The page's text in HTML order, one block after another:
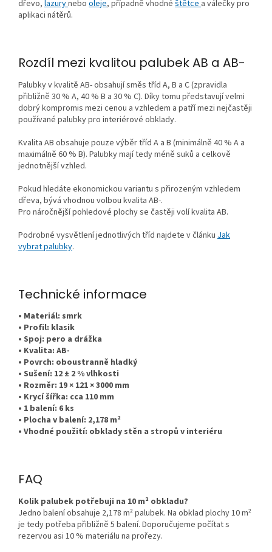
dřevo, lazurynebo oleje, případně vhodné štětcea válečky pro
aplikaci nátěrů.
Rozdíl mezi kvalitou palubek AB a AB-
Palubky v kvalitě AB- obsahují směs tříd A, B a C (zpravidla
přibližně 30 % A, 40 % B a 30 % C). Díky tomu představují velmi
dobrý kompromis mezi cenou a vzhledem a patří mezi nejčastěji
používané palubky pro interiérové obklady.
Kvalita AB obsahuje pouze výběr tříd A a B (minimálně 40 % A a
maximálně 60 % B). Palubky mají tedy méně suků a celkově
jednotnější vzhled.
Pokud hledáte ekonomickou variantu s přirozeným vzhledem
dřeva, bývá vhodnou volbou kvalita AB-.
Pro náročnější pohledové plochy se častěji volí kvalita AB.
Podrobné vysvětlení jednotlivých tříd najdete v článku Jak
vybrat palubky.
Technické informace
• Materiál: smrk
• Profil: klasik
• Spoj: pero a drážka
• Kvalita: AB-
• Povrch: oboustranně hladký
• Sušení: 12 ± 2 % vlhkosti
• Rozměr: 19 × 121 × 3000 mm
• Krycí šířka: cca 110 mm
• 1 balení: 6 ks
• Plocha v balení: 2,178 m²
• Vhodné použití: obklady stěn a stropů v interiéru
FAQ
Kolik palubek potřebuji na 10 m² obkladu?
Jedno balení obsahuje 2,178 m² palubek. Na obklad plochy 10 m²
je tedy potřeba přibližně 5 balení. Doporučujeme počítat s
rezervou asi 10 % materiálu na prořezy.